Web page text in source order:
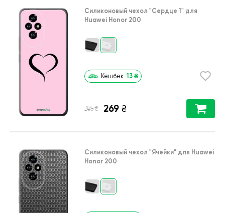
Силиконовый чехол "Сердце 1" для
Huawei Honor 200
Кешбек 13 ₴
385 ₴ 269 ₴
Силиконовый чехол "Ячейки" для Huawei
Honor 200